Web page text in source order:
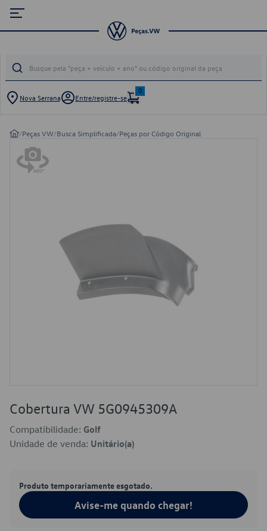
Nova Serrana Entre/registre-se
0
/Peças VW/Busca Simplificada/Peças por Código Original
Cobertura VW 5G0945309A
Compatibilidade: Golf
Unidade de venda: Unitário(a)
Produto temporariamente esgotado.
Avise-me quando chegar!